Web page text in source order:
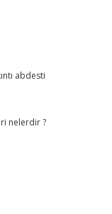
abdesti
nelerdir ?